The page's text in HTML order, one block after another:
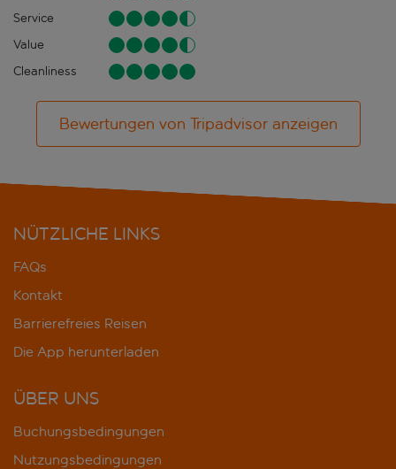
Service
Value
Cleanliness
Bewertungen von Tripadvisor anzeigen
NÜTZLICHE LINKS
FAQs
Kontakt
Barrierefreies Reisen
Die App herunterladen
ÜBER UNS
Buchungsbedingungen
Nutzungsbedingungen